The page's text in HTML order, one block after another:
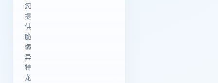
您
提
供
脆
弱
异
特
龙